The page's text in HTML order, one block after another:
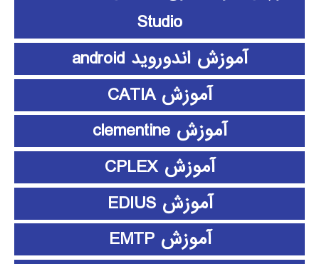
Studio
آموزش اندوروید android
آموزش CATIA
آموزش clementine
آموزش CPLEX
آموزش EDIUS
آموزش EMTP